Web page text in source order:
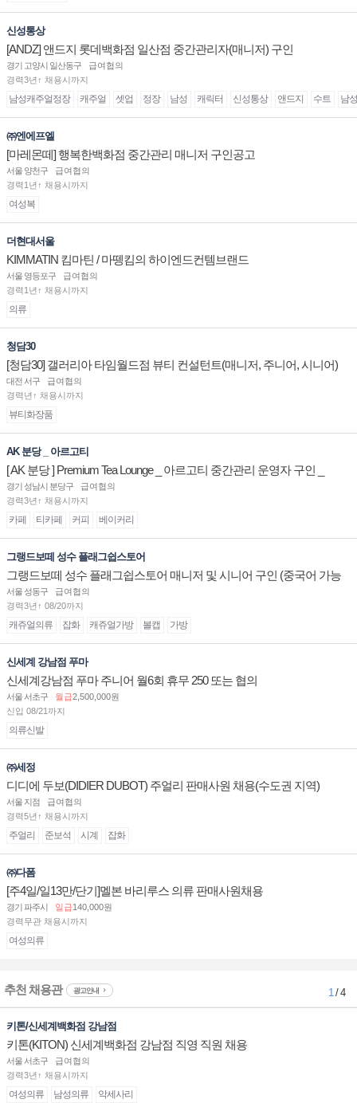
신성통상
[ANDZ] 앤드지 롯데백화점 일산점 중간관리자(매니저) 구인
경기 고양시 일산동구
급여협의
경력3년↑ 채용시까지
남성캐주얼정장 캐주얼 셋업 정장 남성 캐릭터 신성통상 앤드지 수트 남
㈜엔에프엘
[마레몬떼] 행복한백화점 중간관리 매니저 구인공고
서울 양천구
급여협의
경력1년↑ 채용시까지
여성복
더현대서울
KIMMATIN 킴마틴 / 마뗑킴의 하이엔드컨템브랜드
서울 영등포구
급여협의
경력1년↑ 채용시까지
의류
청담30
[청담30] 갤러리아 타임월드점 뷰티 컨설턴트(매니저, 주니어, 시니어)
채용
대전 서구
급여협의
경력년↑ 채용시까지
뷰티화장품
AK 분당 _ 아르고티
[ AK 분당 ] Premium Tea Lounge _ 아르고티 중간관리 운영자 구인 _
경기 성남시 분당구
급여협의
경력3년↑ 채용시까지
카페 티카페 커피 베이커리
그랭드보떼 성수 플래그쉽스토어
그랭드보떼 성수 플래그쉽스토어 매니저 및 시니어 구인 (중국어 가능
자)
서울 성동구
급여협의
경력3년↑ 08/20까지
캐쥬얼의류 잡화 캐쥬얼가방 볼캡 가방
신세계 강남점 푸마
신세계강남점 푸마 주니어 월6회 휴무 250 또는 협의
서울 서초구 월급2,500,000원
신입 08/21까지
의류신발
㈜세정
디디에 두보(DIDIER DUBOT) 주얼리 판매사원 채용(수도권 지역)
서울 지점
급여협의
경력5년↑ 채용시까지
주얼리 준보석 시계 잡화
㈜다폼
[주4일/일13만/단기]멜본 바리루스 의류 판매사원채용
경기 파주시 일급140,000원
경력무관 채용시까지
여성의류
추천 채용관 광고안내 1/ 4
키톤/신세계백화점 강남점
키톤(KITON) 신세계백화점 강남점 직영 직원 채용
서울 서초구
급여협의
경력3년↑ 채용시까지
여성의류 남성의류 악세사리